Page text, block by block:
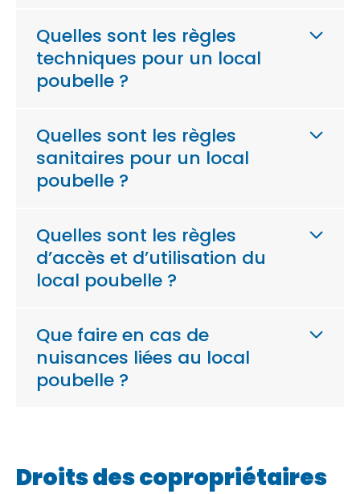
Quelles sont les règles
techniques pour un local
poubelle ?
Quelles sont les règles
sanitaires pour un local
poubelle ?
Quelles sont les règles
d’accès et d’utilisation du
local poubelle ?
Que faire en cas de
nuisances liées au local
poubelle ?
Droits des copropriétaires